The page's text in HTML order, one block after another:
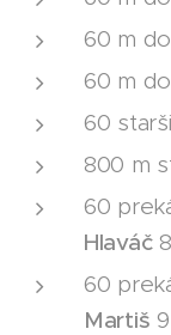
60 m
60 m
60
800 m
60
Hlaváč
60
Martiš